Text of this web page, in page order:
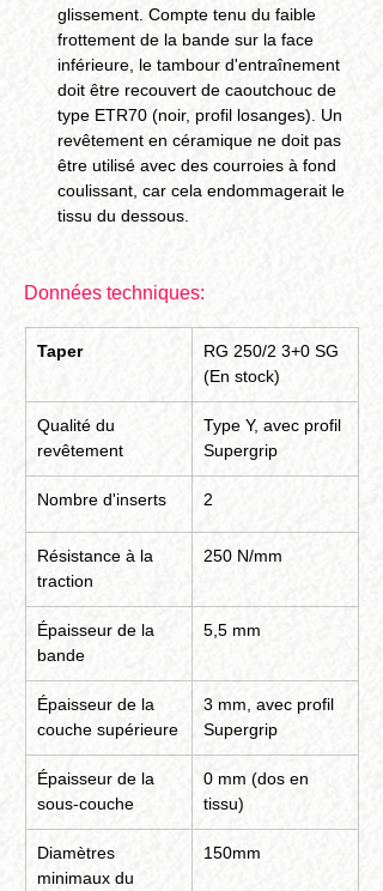
glissement. Compte tenu du faible
frottement de la bande sur la face
inférieure, le tambour d'entraînement
doit être recouvert de caoutchouc de
type ETR70 (noir, profil losanges). Un
revêtement en céramique ne doit pas
être utilisé avec des courroies à fond
coulissant, car cela endommagerait le
tissu du dessous.
Données techniques:
Taper
RG 250/2 3+0 SG
(En stock)
Qualité du
revêtement
Type Y, avec profil
Supergrip
Nombre d'inserts 2
Résistance à la
traction
250 N/mm
Épaisseur de la
bande
5,5 mm
Épaisseur de la
couche supérieure
3 mm, avec profil
Supergrip
Épaisseur de la
sous-couche
0 mm (dos en
tissu)
Diamètres
minimaux du
150mm